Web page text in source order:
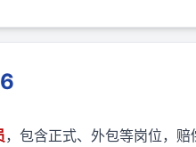
，包含正式、外包等岗位，